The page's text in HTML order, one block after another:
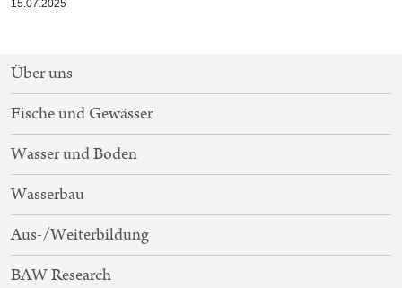
15.07.2025
SITEMAP-
NAVIGATION
Über uns
Fische und Gewässer
Wasser und Boden
Wasserbau
Aus-/Weiterbildung
BAW Research